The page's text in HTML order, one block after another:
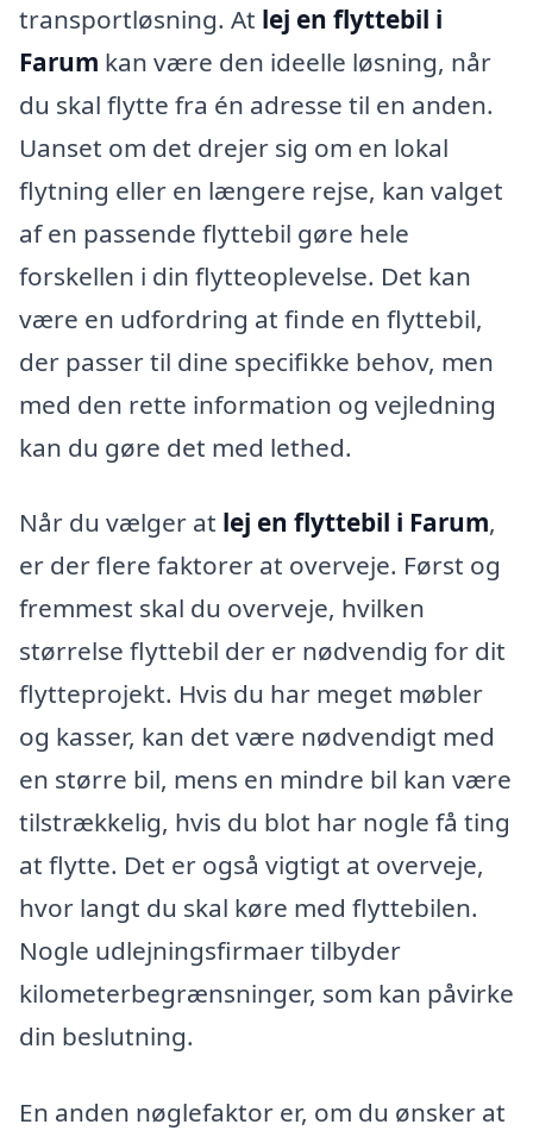
transportløsning. At lej en flyttebil i
Farum kan være den ideelle løsning, når
du skal flytte fra én adresse til en anden.
Uanset om det drejer sig om en lokal
flytning eller en længere rejse, kan valget
af en passende flyttebil gøre hele
forskellen i din flytteoplevelse. Det kan
være en udfordring at finde en flyttebil,
der passer til dine specifikke behov, men
med den rette information og vejledning
kan du gøre det med lethed.
Når du vælger at lej en flyttebil i Farum,
er der flere faktorer at overveje. Først og
fremmest skal du overveje, hvilken
størrelse flyttebil der er nødvendig for dit
flytteprojekt. Hvis du har meget møbler
og kasser, kan det være nødvendigt med
en større bil, mens en mindre bil kan være
tilstrækkelig, hvis du blot har nogle få ting
at flytte. Det er også vigtigt at overveje,
hvor langt du skal køre med flyttebilen.
Nogle udlejningsfirmaer tilbyder
kilometerbegrænsninger, som kan påvirke
din beslutning.
En anden nøglefaktor er, om du ønsker at